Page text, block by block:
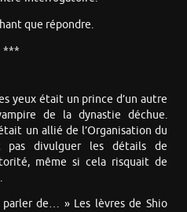
que répondre.
***
yeux était un prince d’un autre
de la dynastie déchue.
un allié de l’Organisation du
pas divulguer les détails de
même si cela risquait de
de… » Les lèvres de Shio